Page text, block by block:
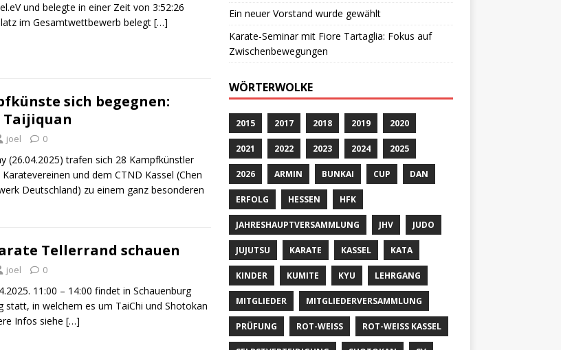
und belegte in einer Zeit von 3:52:26
im Gesamtwettbewerb belegt […]
sich begegnen:
Taijiquan
joel 0
(26.04.2025) trafen sich 28 Kampfkünstler
und dem CTND Kassel (Chen
Deutschland) zu einem ganz besonderen
Tellerrand schauen
joel 0
11:00 – 14:00 findet in Schauenburg
statt, in welchem es um TaiChi und Shotokan
Infos siehe […]
Ein neuer Vorstand wurde gewählt
Karate-Seminar mit Fiore Tartaglia: Fokus auf
Zwischenbewegungen
WÖRTERWOLKE
2015 2017 2018 2019 2020
2021 2022 2023 2024 2025
2026 ARMIN BUNKAI CUP DAN
ERFOLG HESSEN HFK
JAHRESHAUPTVERSAMMLUNG JHV JUDO
JUJUTSU KARATE KASSEL KATA
KINDER KUMITE KYU LEHRGANG
MITGLIEDER MITGLIEDERVERSAMMLUNG
PRÜFUNG ROT-WEISS ROT-WEISS KASSEL